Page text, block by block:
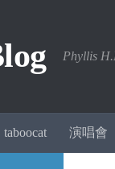
Phyllis
taboocat 演唱會